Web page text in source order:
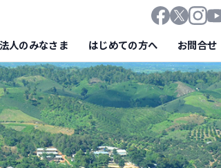
法人のみなさま はじめての方へ お問合せ